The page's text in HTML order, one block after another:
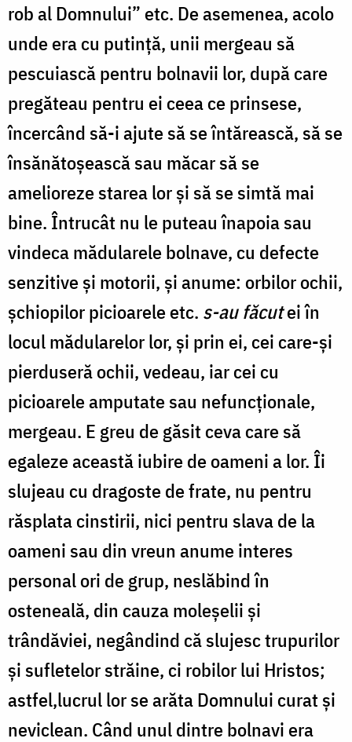
rob al Domnului” etc. De asemenea, acolo
unde era cu putință, unii mergeau să
pescuiască pentru bolnavii lor, după care
pregăteau pentru ei ceea ce prinsese,
încercând să-i ajute să se întărească, să se
însănătoșească sau măcar să se
amelioreze starea lor și să se simtă mai
bine. Întrucât nu le puteau înapoia sau
vindeca mădularele bolnave, cu defecte
senzitive și motorii, și anume: orbilor ochii,
şchiopilor picioarele etc. s-au făcutei în
locul mădularelor lor, şi prin ei, cei care-şi
pierduseră ochii, vedeau, iar cei cu
picioarele amputate sau nefuncționale,
mergeau. E greu de găsit ceva care să
egaleze această iubire de oameni a lor. Îi
slujeau cu dragoste de frate, nu pentru
răsplata cinstirii, nici pentru slava de la
oameni sau din vreun anume interes
personal ori de grup, neslăbind în
osteneală, din cauza moleşelii şi
trândăviei, negândind că slujesc trupurilor
şi sufletelor străine, ci robilor lui Hristos;
astfel,lucrul lor se arăta Domnului curat şi
neviclean. Când unul dintre bolnavi era